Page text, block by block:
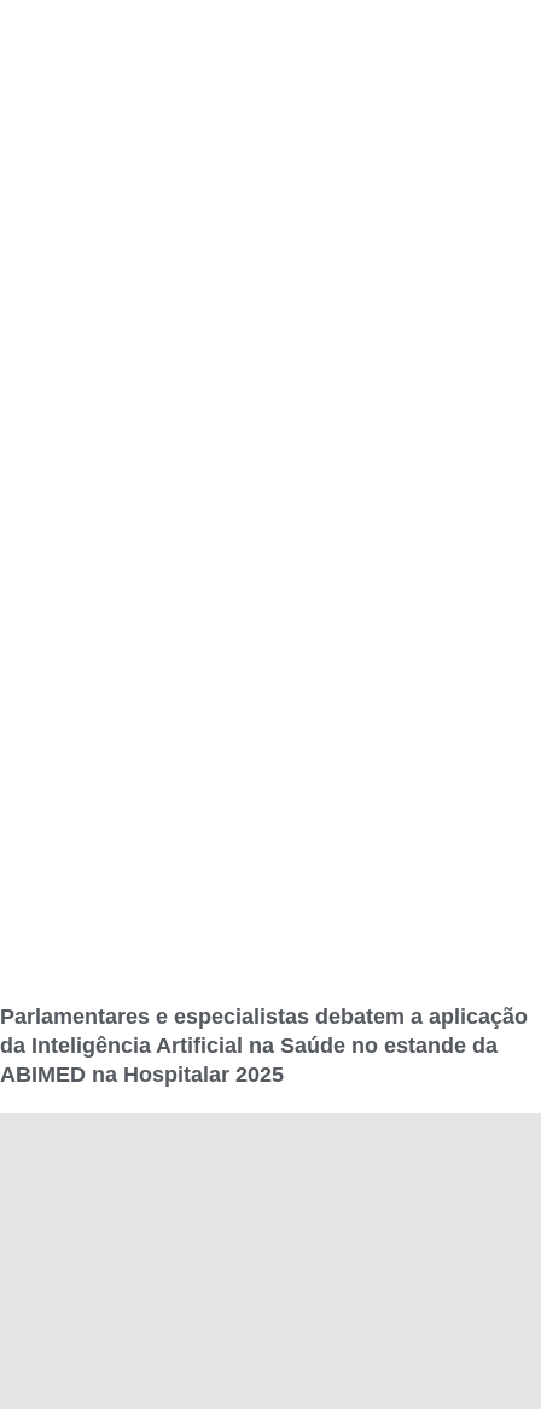
Parlamentares e especialistas debatem a aplicação
da Inteligência Artificial na Saúde no estande da
ABIMED na Hospitalar 2025